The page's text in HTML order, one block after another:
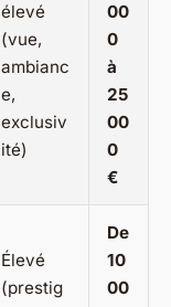
élevé
(vue,
ambianc
e,
exclusiv
ité)
00
0
à
25
00
0
€
Élevé
(prestig
De
10
00